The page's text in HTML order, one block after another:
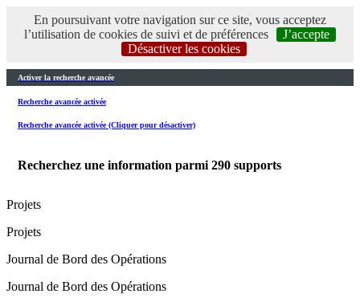
En poursuivant votre navigation sur ce site, vous acceptez
l’utilisation de cookies de suivi et de préférences
J’accepte
Désactiver les cookies
Activer la recherche avancée
Recherche avancée activée
Recherche avancée activée (Cliquer pour désactiver)
Recherchez une information parmi 290 supports
Projets
Projets
Journal de Bord des Opérations
Journal de Bord des Opérations